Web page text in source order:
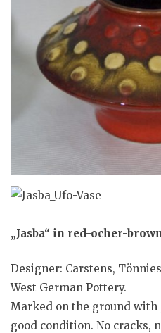
„Jasba“ in red-ocher-
Designer: Carstens,
West German Pottery.
Marked on the ground with
good condition. No cracks,